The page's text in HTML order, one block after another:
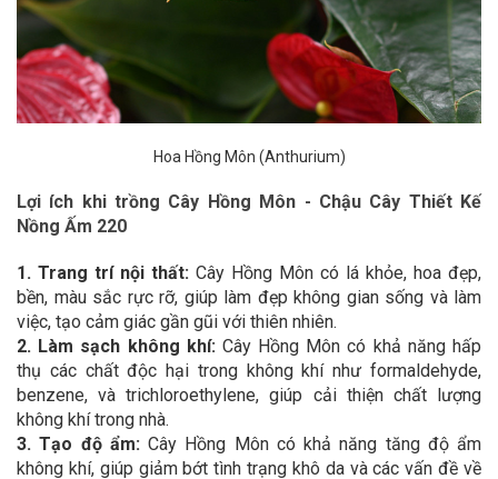
Hoa Hồng Môn (Anthurium)
Lợi ích khi trồng Cây Hồng Môn - Chậu Cây Thiết Kế
Nồng Ấm 220
1. Trang trí nội thất: Cây Hồng Môn có lá khỏe, hoa đẹp,
bền, màu sắc rực rỡ, giúp làm đẹp không gian sống và làm
việc, tạo cảm giác gần gũi với thiên nhiên.
2. Làm sạch không khí: Cây Hồng Môn có khả năng hấp
thụ các chất độc hại trong không khí như formaldehyde,
benzene, và trichloroethylene, giúp cải thiện chất lượng
không khí trong nhà.
3. Tạo độ ẩm: Cây Hồng Môn có khả năng tăng độ ẩm
không khí, giúp giảm bớt tình trạng khô da và các vấn đề về